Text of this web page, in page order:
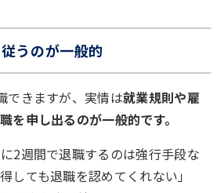
うのが一般的
できますが、実情は就業規則や雇
を申し出るのが一般的です。
2週間で退職するのは強行手段な
しても退職を認めてくれない」